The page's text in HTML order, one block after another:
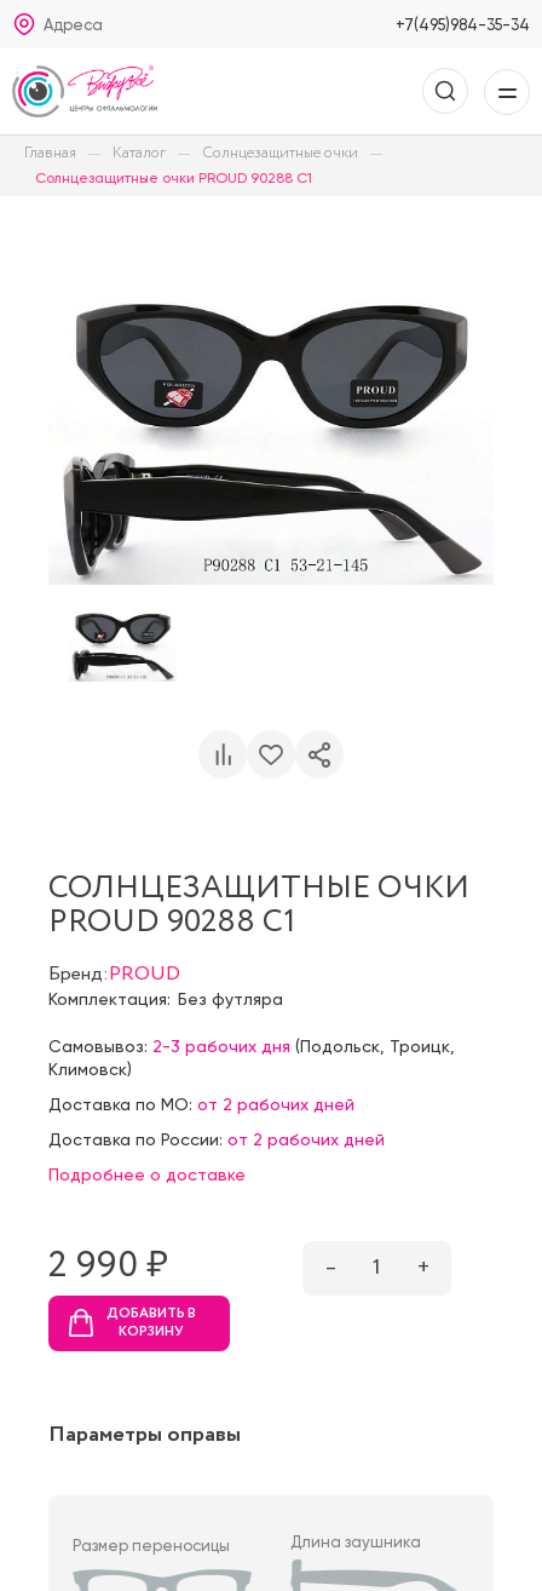
Адреса +7(495)984-35-34
Главная Каталог Солнцезащитные очки
Солнцезащитные очки PROUD 90288 C1
СОЛНЦЕЗАЩИТНЫЕ ОЧКИ
PROUD 90288 C1
Бренд:PROUD
Комплектация: Без футляра
Самовывоз: 2-3 рабочих дня (Подольск Троицк
Климовск)
Доставка по МО: от 2 рабочих дней
Доставка по России: от 2 рабочих дней
Подробнее о доставке
2 990 ₷ – 1 +
ДОБАВИТЬ В
КОРЗИНУ
Параметры оправы
Размер переносицы Длина заушника